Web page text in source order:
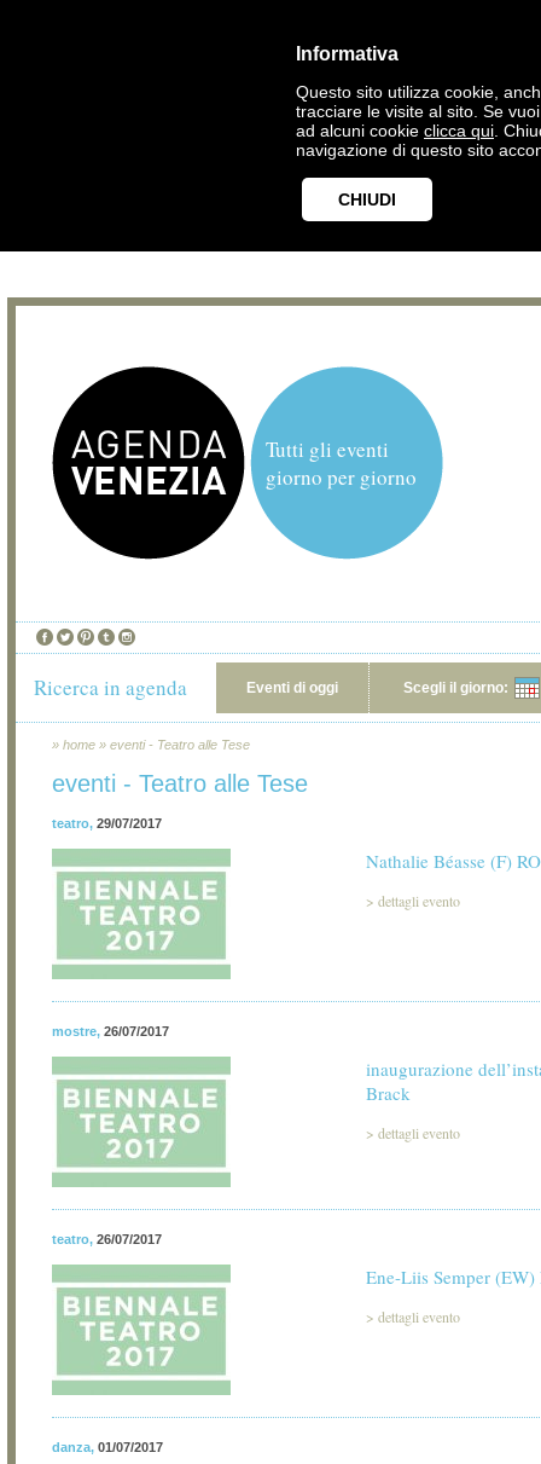
Informativa
Questo sito utilizza cookie,
tracciare le visite al sito. Se
ad alcuni cookie clicca qui .
navigazione di questo sito
CHIUDI
Tutti gli eventi
giorno per giorno
Ricerca in agenda Eventi di oggi Scegli il giorno:
» home » eventi - Teatro alle Tese
eventi - Teatro alle Tese
teatro, 29/07/2017
Nathalie Béasse (F)
> dettagli evento
mostre, 26/07/2017
inaugurazione
Brack
> dettagli evento
teatro, 26/07/2017
Ene-Liis Semper
> dettagli evento
danza, 01/07/2017